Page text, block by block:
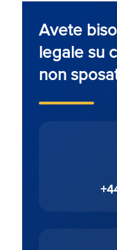
Avete
legale su
non